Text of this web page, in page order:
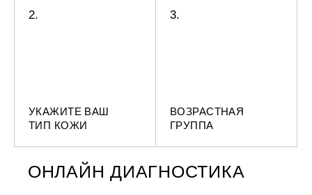
2.
УКАЖИТЕ ВАШ
ТИП КОЖИ
3.
ВОЗРАСТНАЯ
ГРУППА
ОНЛАЙН ДИАГНОСТИКА